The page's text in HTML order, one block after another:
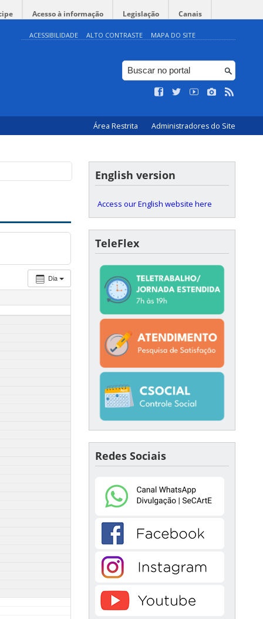
Acesso à informação Legislação Canais
ACESSIBILIDADE ALTO CONTRASTE MAPA DO SITE
Área Restrita Administradores do Site
Dia
English version
Access our English website here
TeleFlex
Redes Sociais